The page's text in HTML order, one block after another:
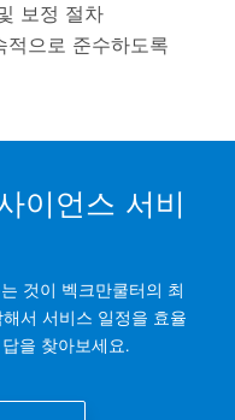
보정 절차
적으로 준수하도록
이언스 서비
것이 벡크만쿨터의 최
서 서비스 일정을 효율
을 찾아보세요.